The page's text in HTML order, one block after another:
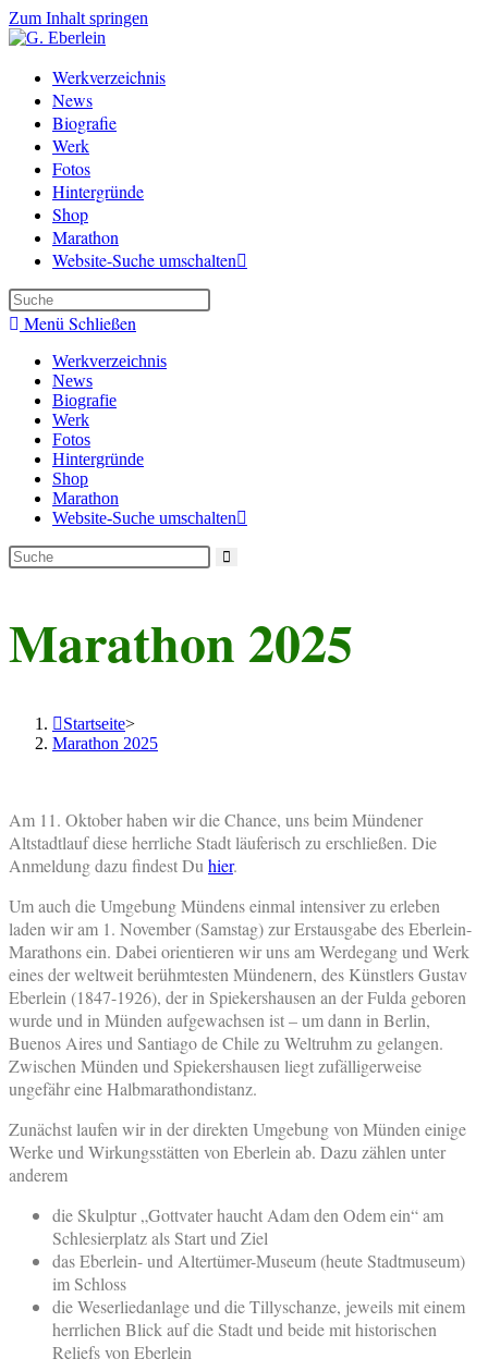
Zum Inhalt springen
Werkverzeichnis
News
Biografie
Werk
Fotos
Hintergründe
Shop
Marathon
Website-Suche umschalten
Menü Schließen
Werkverzeichnis
News
Biografie
Werk
Fotos
Hintergründe
Shop
Marathon
Website-Suche umschalten
Marathon 2025
Startseite>
Marathon 2025
Am 11. Oktober haben wir die Chance, uns beim Mündener
Altstadtlauf diese herrliche Stadt läuferisch zu erschließen. Die
Anmeldung dazu findest Duhier.
Um auch die Umgebung Mündens einmal intensiver zu erleben
laden wir am 1. November (Samstag) zur Erstausgabe des Eberlein-
Marathons ein. Dabei orientieren wir uns am Werdegang und Werk
eines der weltweit berühmtesten Mündenern, des Künstlers Gustav
Eberlein (1847-1926), der in Spiekershausen an der Fulda geboren
wurde und in Münden aufgewachsen ist – um dann in Berlin,
Buenos Aires und Santiago de Chile zu Weltruhm zu gelangen.
Zwischen Münden und Spiekershausen liegt zufälligerweise
ungefähr eine Halbmarathondistanz.
Zunächst laufen wir in der direkten Umgebung von Münden einige
Werke und Wirkungsstätten von Eberlein ab. Dazu zählen unter
anderem
die Skulptur „Gottvater haucht Adam den Odem ein“ am
Schlesierplatz als Start und Ziel
das Eberlein- und Altertümer-Museum (heute Stadtmuseum)
im Schloss
die Weserliedanlage und die Tillyschanze, jeweils mit einem
herrlichen Blick auf die Stadt und beide mit historischen
Reliefs von Eberlein